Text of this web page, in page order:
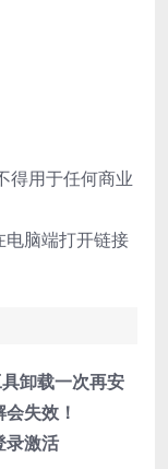
得用于任何商业
电脑端打开链接
卸载一次再安
失效！
录激活